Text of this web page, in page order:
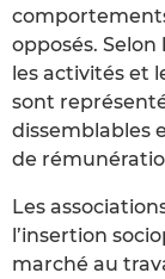
opposés.
les activités et
sont
dissemblables
de
Les
l’insertion
marché au